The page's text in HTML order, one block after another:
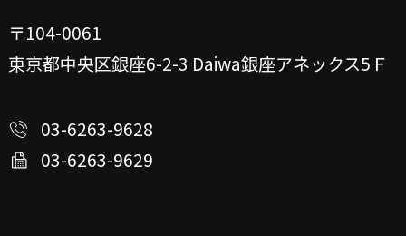
〒104-0061
東京都中央区銀座6-2-3 Daiwa銀座アネックス5Ｆ
03-6263-9628
03-6263-9629